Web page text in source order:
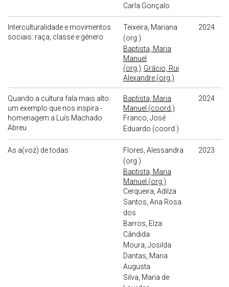
Carla Gonçalo
Interculturalidade e movimentos
sociais: raça, classe e género
Teixeira, Mariana
(org.)
Baptista, Maria
Manuel
(org.) Grácio, Rui
Alexandre (org.)
2024
Quando a cultura fala mais alto:
um exemplo que nos inspira -
homenagem a Luís Machado
Abreu
Baptista, Maria
Manuel (coord.)
Franco, José
Eduardo (coord.)
2024
As a(voz) de todas
Flores, Alessandra
(org.)
Baptista, Maria
Manuel (org.)
Cerqueira, Adilza
Santos, Ana Rosa
dos
Barros, Elza
Cândida
Moura, Josilda
Dantas, Maria
Augusta
Silva, Maria de
2023